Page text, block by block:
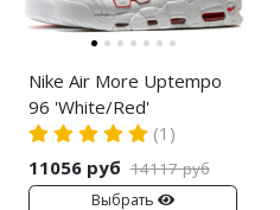
Nike Air More Uptempo
96 'White/Red'
(1)
11056 руб 14117 руб
Выбрать
Air Jordan 37
Air Jordan 1
Air Jordan 3
adidas Adizero
adidas Dame
adidas AE